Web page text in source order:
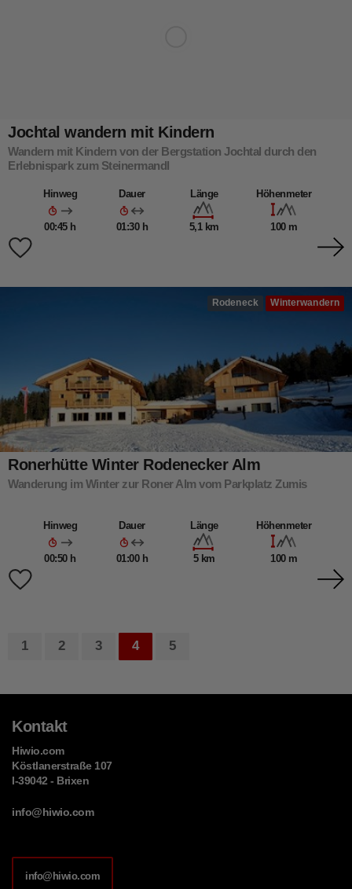
Jochtal wandern mit Kindern
Wandern mit Kindern von der Bergstation Jochtal durch den
Erlebnispark zum Steinermandl
Hinweg
00:45 h
Dauer
01:30 h
Länge
5,1 km
Höhenmeter
100 m
Rodeneck Winterwandern
Ronerhütte Winter Rodenecker Alm
Wanderung im Winter zur Roner Alm vom Parkplatz Zumis
Hinweg
00:50 h
Dauer
01:00 h
Länge
5 km
Höhenmeter
100 m
1 2 3 4 5
Kontakt
Hiwio.com
Köstlanerstraße 107
I-39042 - Brixen
info@hiwio.com
info@hiwio.com